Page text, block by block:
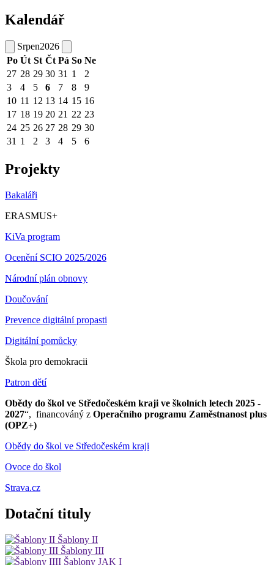
Kalendář
Srpen2026
Po Út St Čt Pá So Ne
27 28 29 30 31 1
2
3
4 5 6 7 8
9
10 11 12 13 14 15 16
17 18 19 20 21 22 23
24 25 26 27 28 29 30
31 1 2 3 4 5 6
Projekty
Bakaláři
ERASMUS+
KiVa program
Ocenění SCIO 2025/2026
Národní plán obnovy
Doučování
Prevence digitální propasti
Digitální pomůcky
Škola pro demokracii
Patron dětí
Obědy do škol ve Středočeském kraji ve školních letech 2025 -
2027“, financováný z Operačního programu Zaměstnanost plus
(OPZ+)
Obědy do škol ve Středočeském kraji
Ovoce do škol
Strava.cz
Dotační tituly
Šablony II
Šablony III
Šablony JAK I